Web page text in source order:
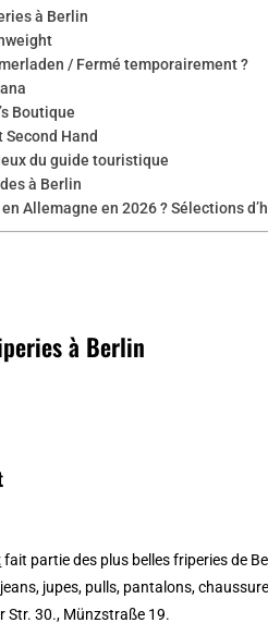
à Berlin
/ Fermé temporairement ?
Boutique
Hand
du guide touristique
à Berlin
Allemagne en 2026 ? Sélections
à Berlin
fait partie des plus belles friperies de
jeans, jupes, pulls, pantalons,
Str. 30., Münzstraße 19.